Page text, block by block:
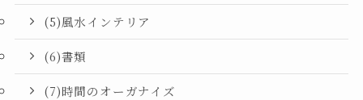
(5)風水インテリア
(6)書類
(7)時間のオーガナイズ